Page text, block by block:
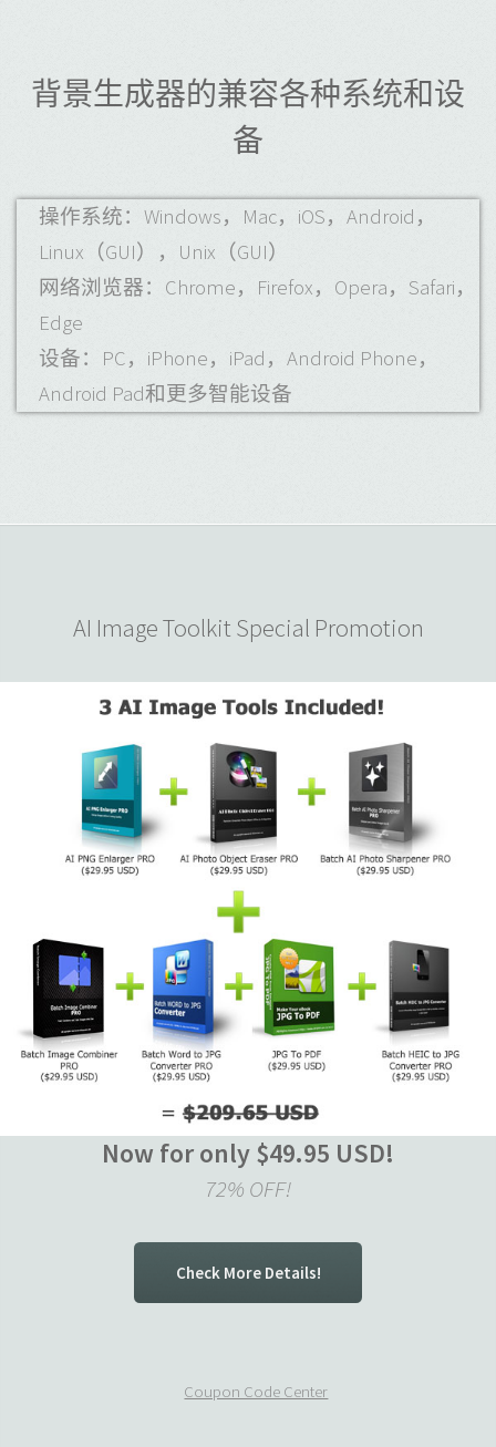
背景生成器的兼容各种系统和设
备
操作系统：Windows，Mac，iOS，Android，
Linux（GUI），Unix（GUI）
网络浏览器：Chrome，Firefox，Opera，Safari，
Edge
设备：PC，iPhone，iPad，Android Phone，
Android Pad和更多智能设备
AI Image Toolkit Special Promotion
Now for only $49.95 USD!
72% OFF!
Check More Details!
Coupon Code Center